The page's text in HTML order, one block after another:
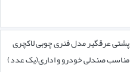
پشتی عرقگیر مدل فنری چوبی لاکچری
مناسب صندلی خودرو و اداری(یک عدد)